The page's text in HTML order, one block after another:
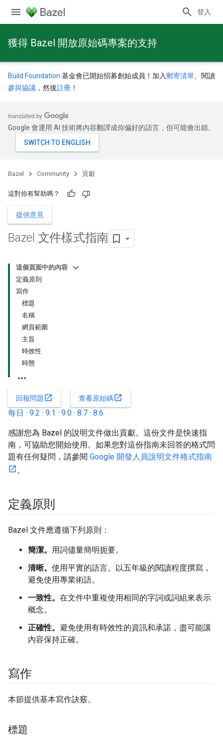
登入
獲得 Bazel 開放原始碼專案的支持
Build Foundation 基金會已開始招募創始成員！加入郵寄清單 、閱讀
參與協議 ，然後註冊 ！
Google 會運用 AI 技術將內容翻譯成你偏好的語言，但可能會出錯。
Bazel Community 貢獻
這對你有幫助嗎？
提供意見
Bazel 文件樣式指南
這個頁面中的內容
定義原則
寫作
標題
名稱
網頁範圍
主旨
時效性
時態
回報問題open_in_new 查看原始碼open_in_new
每日 · 9.2 · 9.1 · 9.0 · 8.7 · 8.6
感謝您為 Bazel 的說明文件做出貢獻。這份文件是快速指
南，可協助您開始使用。如果您對這份指南未回答的格式問
題有任何疑問，請參閱 Google 開發人員說明文件格式指南
。
定義原則
Bazel 文件應遵循下列原則：
簡潔。 用詞儘量簡明扼要。
清晰。 使用平實的語言。以五年級的閱讀程度撰寫，
避免使用專業術語。
一致性。 在文件中重複使用相同的字詞或詞組來表示
概念。
正確性。 避免使用有時效性的資訊和承諾，盡可能讓
內容保持正確。
寫作
本節提供基本寫作訣竅。
標題